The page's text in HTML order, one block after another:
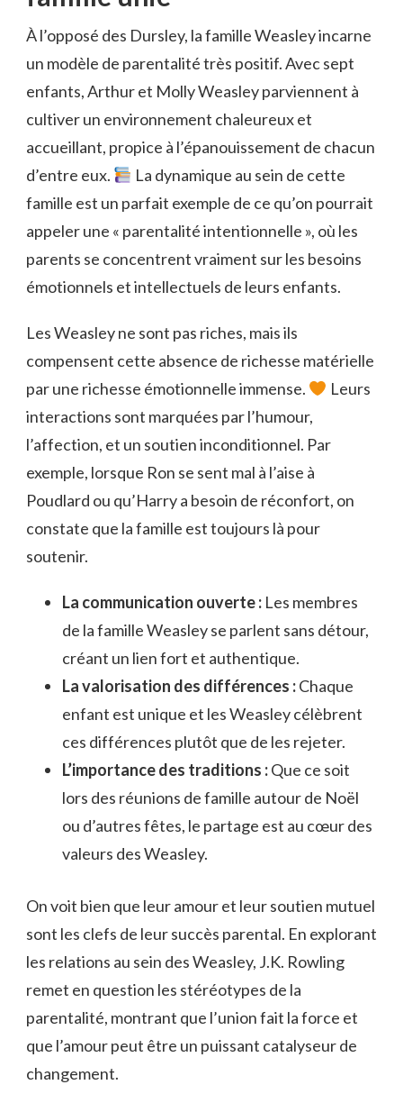
À l’opposé des Dursley, la famille Weasley incarne
un modèle de parentalité très positif. Avec sept
enfants, Arthur et Molly Weasley parviennent à
cultiver un environnement chaleureux et
accueillant, propice à l’épanouissement de chacun
d’entre eux.
La dynamique au sein de cette
famille est un parfait exemple de ce qu’on pourrait
appeler une « parentalité intentionnelle », où les
parents se concentrent vraiment sur les besoins
émotionnels et intellectuels de leurs enfants.
Les Weasley ne sont pas riches, mais ils
compensent cette absence de richesse matérielle
par une richesse émotionnelle immense.
Leurs
interactions sont marquées par l’humour,
l’affection, et un soutien inconditionnel. Par
exemple, lorsque Ron se sent mal à l’aise à
Poudlard ou qu’Harry a besoin de réconfort, on
constate que la famille est toujours là pour
soutenir.
La communication ouverte : Les membres
de la famille Weasley se parlent sans détour,
créant un lien fort et authentique.
La valorisation des différences :Chaque
enfant est unique et les Weasley célèbrent
ces différences plutôt que de les rejeter.
L’importance des traditions :Que ce soit
lors des réunions de famille autour de Noël
ou d’autres fêtes, le partage est au cœur des
valeurs des Weasley.
On voit bien que leur amour et leur soutien mutuel
sont les clefs de leur succès parental. En explorant
les relations au sein des Weasley, J.K. Rowling
remet en question les stéréotypes de la
parentalité, montrant que l’union fait la force et
que l’amour peut être un puissant catalyseur de
changement.